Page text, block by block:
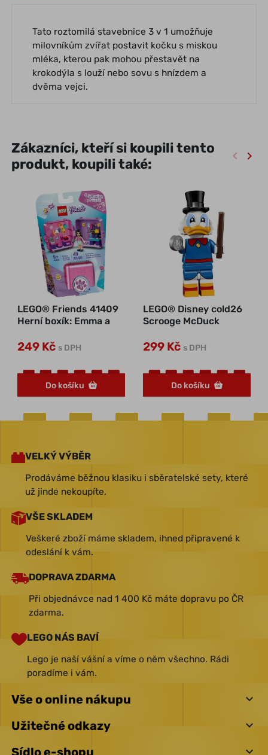
Tato roztomilá stavebnice 3 v 1 umožňuje
milovníkům zvířat postavit kočku s miskou
mléka, kterou pak mohou přestavět na
krokodýla s louží nebo sovu s hnízdem a
dvěma vejci.
Zákazníci, kteří si koupili tento
produkt, koupili také:
keyboard_arrow_left keyboard_arrow_right
LEGO® Friends 41409
Herní boxík: Emma a
249 Kč s DPH
Do košíku
LEGO® Disney cold26
Scrooge McDuck
299 Kč s DPH
Do košíku
VELKÝ VÝBĚR
Prodáváme běžnou klasiku i sběratelské sety, které
už jinde nekoupíte.
VŠE SKLADEM
Veškeré zboží máme skladem, ihned připravené k
odeslání k vám.
DOPRAVA ZDARMA
Při objednávce nad 1 400 Kč máte dopravu po ČR
zdarma.
LEGO NÁS BAVÍ
Lego je naší vášní a víme o něm všechno. Rádi
poradíme i vám.
Vše o online nákupu

Užitečné odkazy

Sídlo e-shopu
